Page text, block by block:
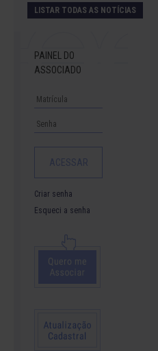
LISTAR TODAS AS NOTÍCIAS
PAINEL DO
ASSOCIADO
Criar senha
Esqueci a senha